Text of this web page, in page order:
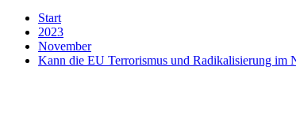
Start
2023
November
Kann die EU Terrorismus und Radikalisierung im